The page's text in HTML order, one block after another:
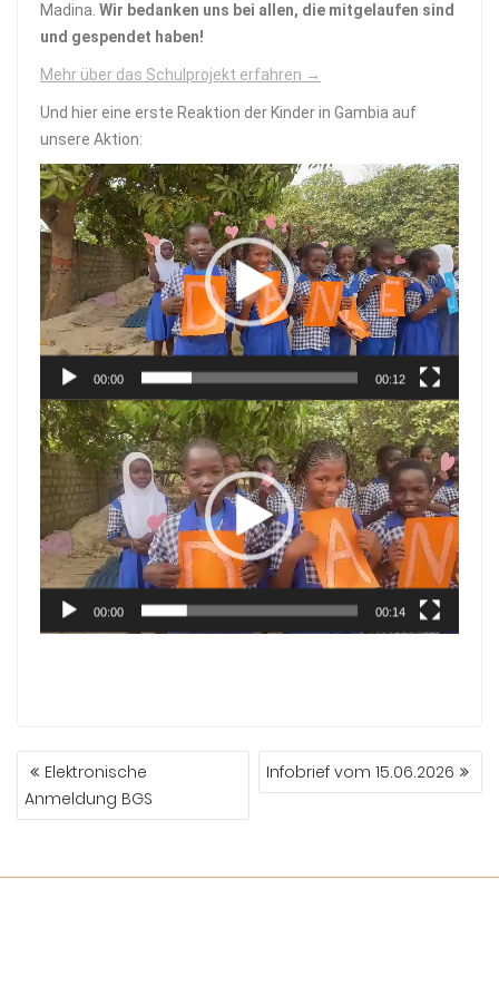
Madina. Wir bedanken uns bei allen, die mitgelaufen sind
und gespendet haben!
Mehr über das Schulprojekt erfahren →
Und hier eine erste Reaktion der Kinder in Gambia auf
unsere Aktion:
Video-
Player
00:00 00:12
Video-
Player
00:00 00:14
Elektronische
Anmeldung BGS
Infobrief vom 15.06.2026